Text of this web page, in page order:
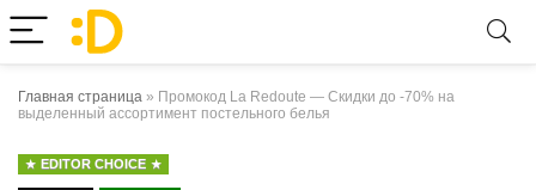
Главная страница » Промокод La Redoute — Скидки до -70% на
выделенный ассортимент постельного белья
EDITOR CHOICE